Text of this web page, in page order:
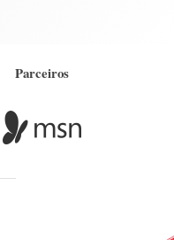
Parceiros